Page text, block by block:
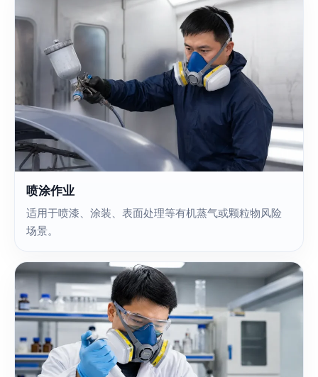
喷涂作业
适用于喷漆、涂装、表面处理等有机蒸气或颗粒物风险
场景。